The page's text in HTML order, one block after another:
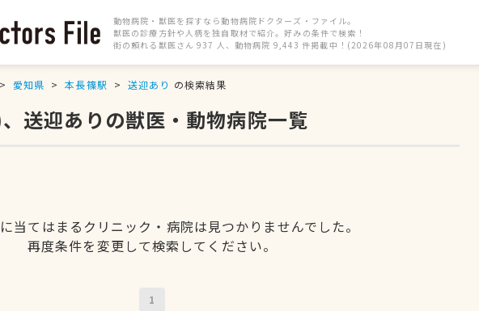
動物病院・獣医を探すなら動物病院ドクターズ・ファイル。
獣医の診療方針や人柄を独自取材で紹介。好みの条件で検索！
街の頼れる獣医さん 937 人、動物病院 9,443 件掲載中！(2026年08月07日現在)
愛知県 本長篠駅 送迎あり の検索結果
送迎ありの獣医・動物病院一覧
当てはまるクリニック・病院は見つかりませんでした。
再度条件を変更して検索してください。
1